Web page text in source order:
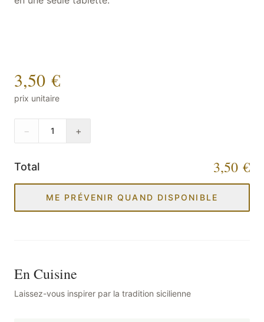
3,50 €
prix unitaire
− 1 +
Total 3,50 €
ME PRÉVENIR QUAND DISPONIBLE
En Cuisine
Laissez-vous inspirer par la tradition sicilienne